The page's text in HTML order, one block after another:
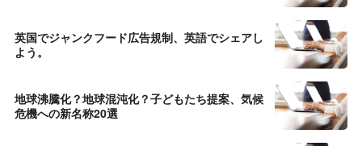
英国でジャンクフード広告規制、英語でシェアし
よう。
地球沸騰化？地球混沌化？子どもたち提案、気候
危機への新名称20選